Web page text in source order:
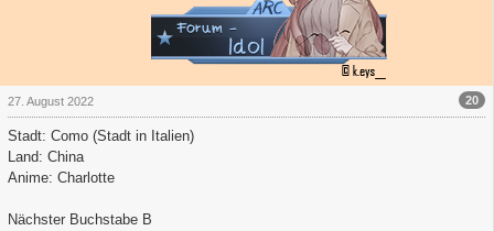
20
27. August 2022
Stadt: Como (Stadt in Italien)
Land: China
Anime: Charlotte
Nächster Buchstabe B